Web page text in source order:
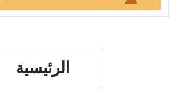
الرئيسية